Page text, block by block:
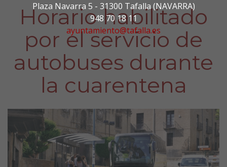
Plaza Navarra 5 - 31300 Tafalla (NAVARRA)
948 70 18 11
ayuntamiento@tafalla.es
Horario habilitado
por el servicio de
autobuses durante
la cuarentena